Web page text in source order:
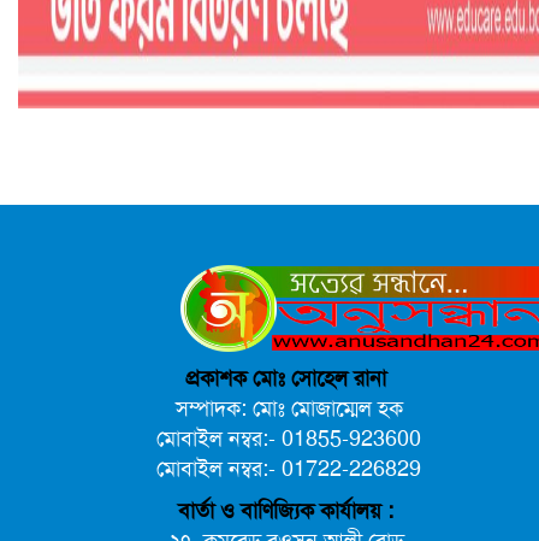
প্রকাশক মোঃ সোহেল রানা
সম্পাদক: মোঃ মোজাম্মেল হক
মোবাইল নম্বর:- 01855-923600
মোবাইল নম্বর:- 01722-226829
বার্তা ও বাণিজ্যিক কার্যালয় :